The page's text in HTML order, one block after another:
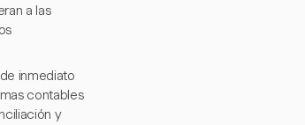
a las
inmediato
contables
y